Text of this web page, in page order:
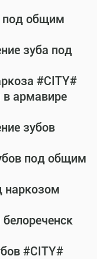
под общим
зуба под
#CITY#
в армавире
зубов
под общим
наркозом
#CITY#